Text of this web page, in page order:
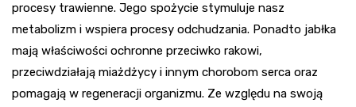
procesy trawienne. Jego spożycie stymuluje nasz
metabolizm i wspiera procesy odchudzania. Ponadto jabłka
mają właściwości ochronne przeciwko rakowi,
przeciwdziałają miażdżycy i innym chorobom serca oraz
pomagają w regeneracji organizmu. Ze względu na swoją